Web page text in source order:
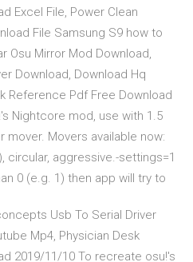
Excel File, Power Clean
File Samsung S9 how to
Osu Mirror Mod Download,
Download, Download Hq
Reference Pdf Free Download
Nightcore mod, use with 1.5
Movers available now:
circular, aggressive.-settings=1
0 (e.g. 1) then app will try to
Usb To Serial Driver
Mp4, Physician Desk
2019/11/10 To recreate osu!'s